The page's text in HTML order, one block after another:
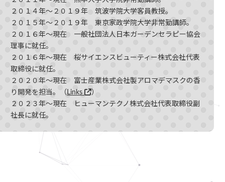
２０１４年〜２０１９年 筑波学院大学客員教授。
２０１５年〜２０１９年 東京家政学院大学非常勤講師。
２０１６年〜現在 一般社団法人日本ガーデンセラピー協会
理事に就任。
２０１６年〜現在 桜サイエンスビューティー株式会社代表
取締役に就任。
２０２０年〜現在 富士産業株式会社製アロマデマスクの香
り開発を担当。（ Links
）
２０２３年〜現在 ヒューマンテクノ株式会社代表取締役副
社長に就任。